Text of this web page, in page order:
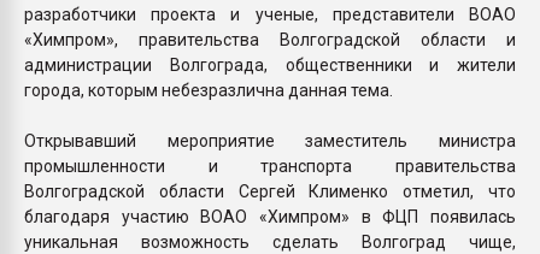
разработчики проекта и ученые, представители ВОАО
«Химпром», правительства Волгоградской области и
администрации Волгограда, общественники и жители
города, которым небезразлична данная тема.
Открывавший мероприятие заместитель министра
промышленности и транспорта правительства
Волгоградской области Сергей Клименко отметил, что
благодаря участию ВОАО «Химпром» в ФЦП появилась
уникальная возможность сделать Волгоград чище,